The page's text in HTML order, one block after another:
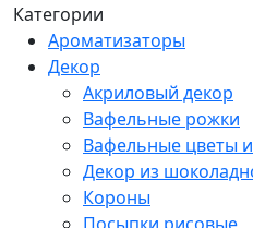
Категории
Ароматизаторы
Декор
Акриловый декор
Вафельные рожки
Вафельные цветы
Декор из
Короны